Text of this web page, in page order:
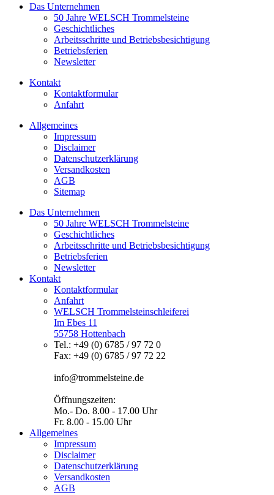
Das Unternehmen
50 Jahre WELSCH Trommelsteine
Geschichtliches
Arbeitsschritte und Betriebsbesichtigung
Betriebsferien
Newsletter
Kontakt
Kontaktformular
Anfahrt
Allgemeines
Impressum
Disclaimer
Datenschutzerklärung
Versandkosten
AGB
Sitemap
Das Unternehmen
50 Jahre WELSCH Trommelsteine
Geschichtliches
Arbeitsschritte und Betriebsbesichtigung
Betriebsferien
Newsletter
Kontakt
Kontaktformular
Anfahrt
WELSCH Trommelsteinschleiferei
Im Ebes 11
55758 Hottenbach
Tel.: +49 (0) 6785 / 97 72 0
Fax: +49 (0) 6785 / 97 72 22
info@trommelsteine.de
Öffnungszeiten:
Mo.- Do. 8.00 - 17.00 Uhr
Fr. 8.00 - 15.00 Uhr
Allgemeines
Impressum
Disclaimer
Datenschutzerklärung
Versandkosten
AGB